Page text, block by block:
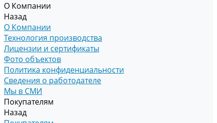
О Компании
Назад
О Компании
Технология производства
Лицензии и сертификаты
Фото объектов
Политика конфиденциальности
Сведения о работодателе
Мы в СМИ
Покупателям
Назад